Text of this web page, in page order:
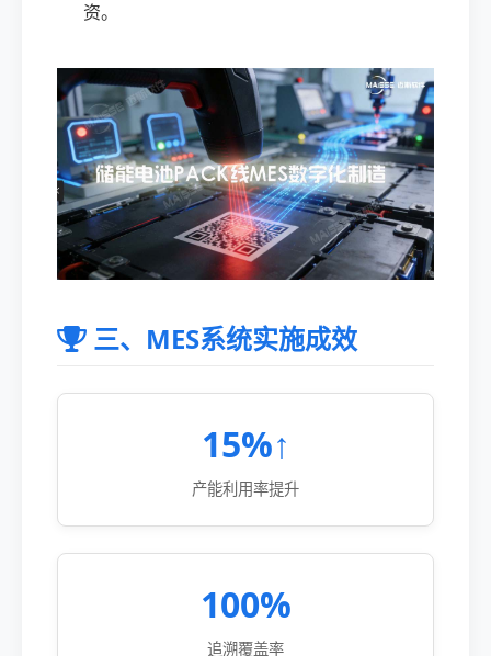
资。
三、MES系统实施成效
15%↑
产能利用率提升
100%
追溯覆盖率